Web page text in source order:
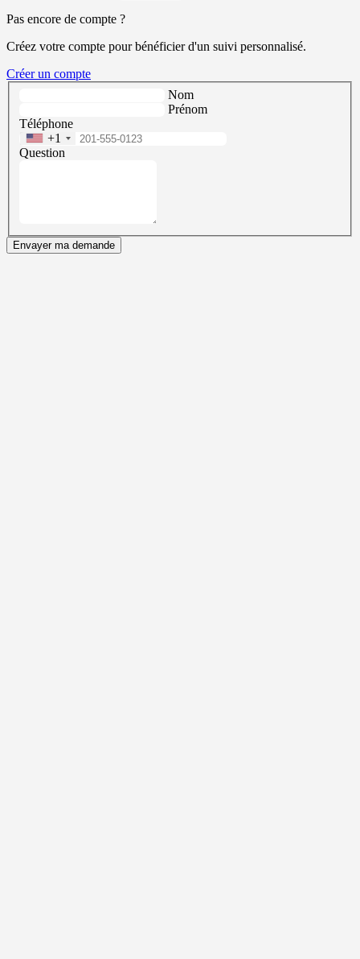
Pas encore de compte ?
Créez votre compte pour bénéficier d'un suivi personnalisé.
Créer un compte
Nom
Prénom
Téléphone
+1
Question
Envayer ma demande